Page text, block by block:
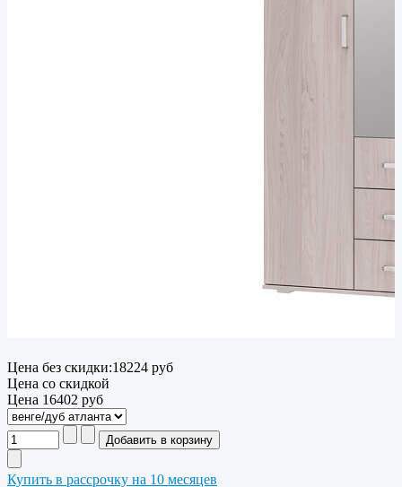
Цена без скидки:18224 руб
Цена со скидкой
Цена 16402 руб
Купить в рассрочку на 10 месяцев